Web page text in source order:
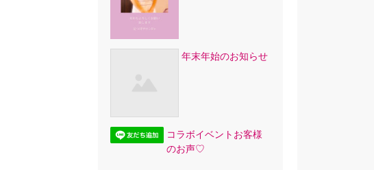
年末年始のお知らせ
コラボイベントお客様
のお声♡